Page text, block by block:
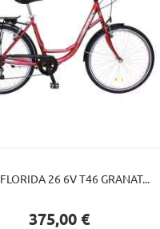
26 6V T46 GRANAT...
Preu
375,00 €
